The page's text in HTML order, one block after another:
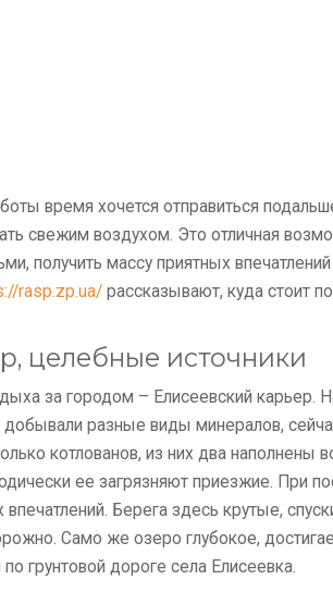
время хочется отправиться
свежим воздухом. Это отличная
получить массу приятных
rasp.zp.ua/ рассказывают, куда стоит
целебные источники
за городом – Елисеевский карьер.
разные виды минералов,
котлованов, из них два наполнены
ее загрязняют приезжие. При
Берега здесь крутые,
Само же озеро глубокое,
грунтовой дороге села Елисеевка.